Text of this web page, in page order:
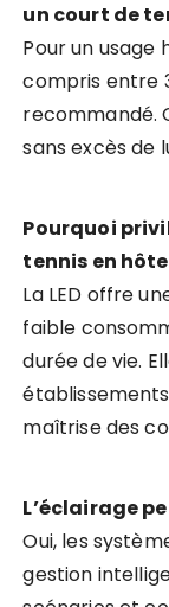
un court de
Pour un usage
compris entre
recommandé.
sans excès de
Pourquoi
tennis en
La LED offre
faible
durée de vie.
maîtrise des
L’éclairage
Oui, les
gestion